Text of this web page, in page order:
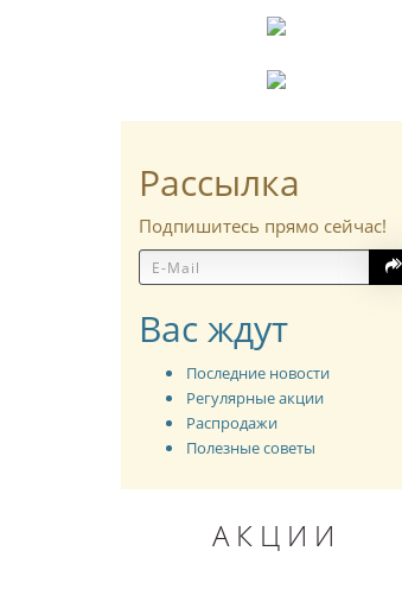
Рассылка
Подпишитесь прямо сейчас!
Вас ждут
Последние новости
Регулярные акции
Распродажи
Полезные советы
АКЦИИ